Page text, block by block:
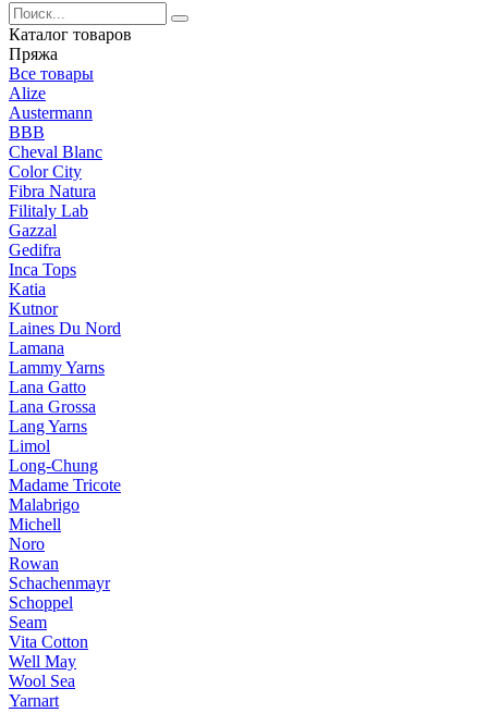
Каталог товаров
Пряжа
Все товары
Alize
Austermann
BBB
Cheval Blanc
Color City
Fibra Natura
Filitaly Lab
Gazzal
Gedifra
Inca Tops
Katia
Kutnor
Laines Du Nord
Lamana
Lammy Yarns
Lana Gatto
Lana Grossa
Lang Yarns
Limol
Long-Chung
Madame Tricote
Malabrigo
Michell
Noro
Rowan
Schachenmayr
Schoppel
Seam
Vita Cotton
Well May
Wool Sea
Yarnart